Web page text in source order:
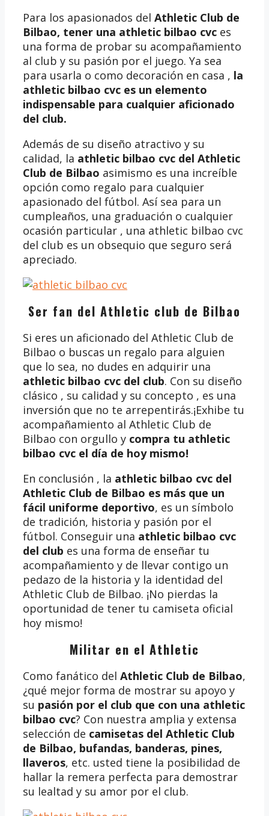
Para los apasionados del Athletic Club de
Bilbao, tener una athletic bilbao cvc es
una forma de probar su acompañamiento
al club y su pasión por el juego. Ya sea
para usarla o como decoración en casa , la
athletic bilbao cvc es un elemento
indispensable para cualquier aficionado
del club.
Además de su diseño atractivo y su
calidad, la athletic bilbao cvc del Athletic
Club de Bilbao asimismo es una increíble
opción como regalo para cualquier
apasionado del fútbol. Así sea para un
cumpleaños, una graduación o cualquier
ocasión particular , una athletic bilbao cvc
del club es un obsequio que seguro será
apreciado.
Ser fan del Athletic club de Bilbao
Si eres un aficionado del Athletic Club de
Bilbao o buscas un regalo para alguien
que lo sea, no dudes en adquirir una
athletic bilbao cvc del club. Con su diseño
clásico , su calidad y su concepto , es una
inversión que no te arrepentirás.¡Exhibe tu
acompañamiento al Athletic Club de
Bilbao con orgullo y compra tu athletic
bilbao cvc el día de hoy mismo!
En conclusión , la athletic bilbao cvc del
Athletic Club de Bilbao es más que un
fácil uniforme deportivo, es un símbolo
de tradición, historia y pasión por el
fútbol. Conseguir una athletic bilbao cvc
del club es una forma de enseñar tu
acompañamiento y de llevar contigo un
pedazo de la historia y la identidad del
Athletic Club de Bilbao. ¡No pierdas la
oportunidad de tener tu camiseta oficial
hoy mismo!
Militar en el Athletic
Como fanático del Athletic Club de Bilbao,
¿qué mejor forma de mostrar su apoyo y
su pasión por el club que con una athletic
bilbao cvc? Con nuestra amplia y extensa
selección de camisetas del Athletic Club
de Bilbao, bufandas, banderas, pines,
llaveros, etc. usted tiene la posibilidad de
hallar la remera perfecta para demostrar
su lealtad y su amor por el club.